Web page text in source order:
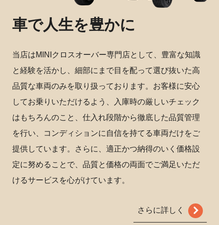
車で人生を豊かに
当店はMINIクロスオーバー専門店として、豊富な知識
と経験を活かし、細部にまで目を配って選び抜いた高
品質な車両のみを取り扱っております。お客様に安心
してお乗りいただけるよう、入庫時の厳しいチェック
はもちろんのこと、仕入れ段階から徹底した品質管理
を行い、コンディションに自信を持てる車両だけをご
提供しています。さらに、適正かつ納得のいく価格設
定に努めることで、品質と価格の両面でご満足いただ
けるサービスを心がけています。
さらに詳しく